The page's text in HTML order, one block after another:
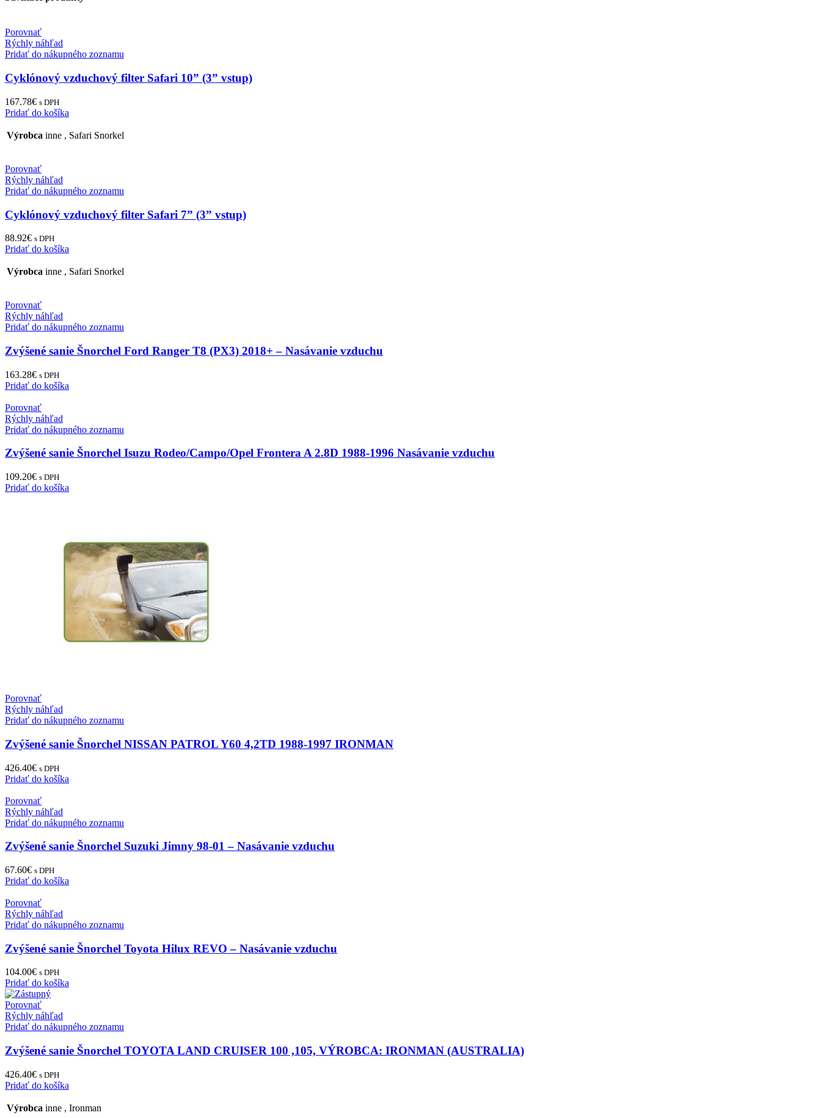
Porovnať
Rýchly náhľad
Pridať do nákupného zoznamu
Cyklónový vzduchový filter Safari 10” (3” vstup)
167.78€ s DPH
Pridať do košíka
Výrobca inne , Safari Snorkel
Porovnať
Rýchly náhľad
Pridať do nákupného zoznamu
Cyklónový vzduchový filter Safari 7” (3” vstup)
88.92€ s DPH
Pridať do košíka
Výrobca inne , Safari Snorkel
Porovnať
Rýchly náhľad
Pridať do nákupného zoznamu
Zvýšené sanie Šnorchel Ford Ranger T8 (PX3) 2018+ – Nasávanie vzduchu
163.28€ s DPH
Pridať do košíka
Porovnať
Rýchly náhľad
Pridať do nákupného zoznamu
Zvýšené sanie Šnorchel Isuzu Rodeo/Campo/Opel Frontera A 2.8D 1988-1996 Nasávanie vzduchu
109.20€ s DPH
Pridať do košíka
Porovnať
Rýchly náhľad
Pridať do nákupného zoznamu
Zvýšené sanie Šnorchel NISSAN PATROL Y60 4,2TD 1988-1997 IRONMAN
426.40€ s DPH
Pridať do košíka
Porovnať
Rýchly náhľad
Pridať do nákupného zoznamu
Zvýšené sanie Šnorchel Suzuki Jimny 98-01 – Nasávanie vzduchu
67.60€ s DPH
Pridať do košíka
Porovnať
Rýchly náhľad
Pridať do nákupného zoznamu
Zvýšené sanie Šnorchel Toyota Hilux REVO – Nasávanie vzduchu
104.00€ s DPH
Pridať do košíka
Porovnať
Rýchly náhľad
Pridať do nákupného zoznamu
Zvýšené sanie Šnorchel TOYOTA LAND CRUISER 100 ,105, VÝROBCA: IRONMAN (AUSTRALIA)
426.40€ s DPH
Pridať do košíka
Výrobca inne , Ironman